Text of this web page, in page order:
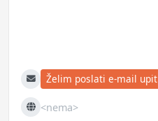
E-mailŽelim poslati e-mail upit
Web <nema>